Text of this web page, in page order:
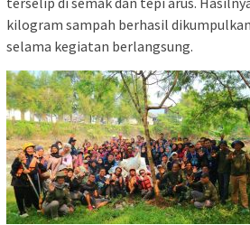
kilogram sampah berhasil
selama kegiatan berlangsung.